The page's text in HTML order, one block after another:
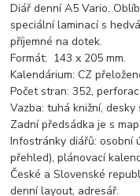
Diář denní A5 Vario.
speciální laminací s
příjemné na dotek.
Formát: 143 x 205 mm.
Kalendárium: CZ
Počet stran: 352,
Vazba: tuhá knižní,
Zadní předsádka je s
Infostránky diářů: osobní
přehled), plánovací
České a Slovenské
denní layout, adresář.